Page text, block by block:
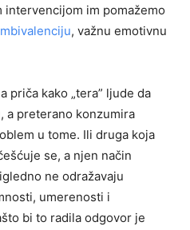
im pomažemo
, važnu emotivnu
priča kako „tera” ljude da
a preterano konzumira
u tome. Ili druga koja
se, a njen način
ne odražavaju
umerenosti i
bi to radila odgovor je